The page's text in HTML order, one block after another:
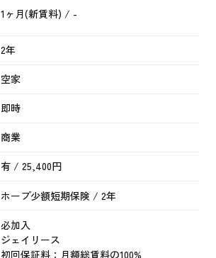
1ヶ月(新賃料) / -
2年
空家
即時
商業
有 / 25,400円
ホープ少額短期保険 / 2年
必加入
ジェイリース
初回保証料：月額総賃料の100%